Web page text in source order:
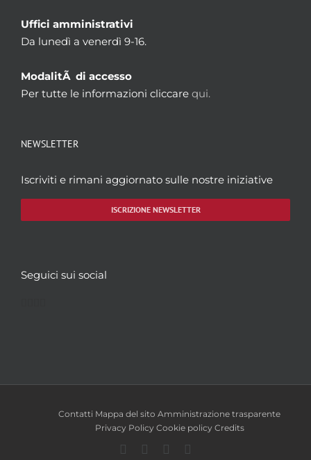
Uffici amministrativi
Da lunedì a venerdì 9-16.
ModalitÃ di accesso
Per tutte le informazioni cliccare qui.
NEWSLETTER
Iscriviti e rimani aggiornato sulle nostre iniziative
ISCRIZIONE NEWSLETTER
Seguici sui social
Contatti Mappa del sito Amministrazione trasparente
Privacy Policy Cookie policy Credits
Facebook
TwitterYouTube